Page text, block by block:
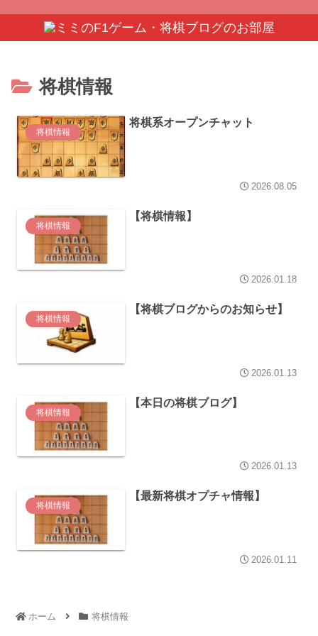
将棋情報
将棋情報
将棋系オープンチャット
2026.08.05
将棋情報
【将棋情報】
2026.01.18
将棋情報
【将棋ブログからのお知らせ】
2026.01.13
将棋情報
【本日の将棋ブログ】
2026.01.13
将棋情報
【最新将棋オプチャ情報】
2026.01.11
ホーム 将棋情報